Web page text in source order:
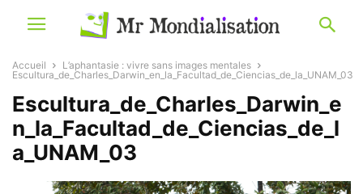
Accueil
L’aphantasie : vivre sans images mentales
Escultura_de_Charles_Darwin_en_la_Facultad_de_Ciencias_de_la_UNAM_03
Escultura_de_Charles_Darwin_e
n_la_Facultad_de_Ciencias_de_l
a_UNAM_03